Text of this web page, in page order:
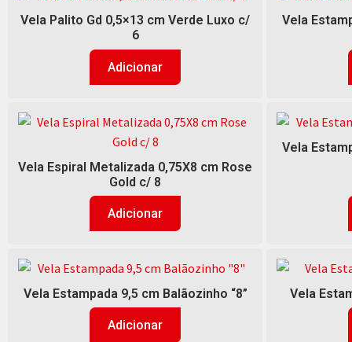
Vela Palito Gd 0,5×13 cm Verde Luxo c/
6
Adicionar
Vela
Vela Espiral Metalizada 0,75X8 cm Rose
Gold c/ 8
Adicionar
Vela
Vela Estampada 9,5 cm Balãozinho “8”
Adicionar
Vela